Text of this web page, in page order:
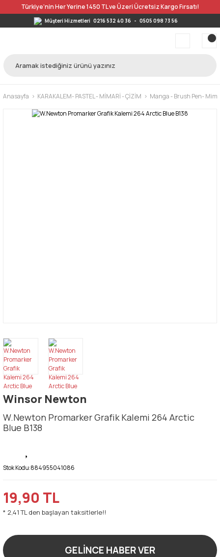
Türkiye’nin Her Yerine 1450 TL ve Üzeri Ücretsiz Kargo Fırsatı!
Müşteri Hizmetleri 0216 532 40 36 - 0505 098 73 56
Anasayfa KARAKALEM- PASTEL - MİMARİ - ÇİZİM Manga - Brush Pen-
Winsor Newton
W.Newton Promarker Grafik Kalemi 264 Arctic
Blue B138
Stok Kodu:884955041086
19,90 TL
* 2,41 TL den başlayan taksitlerle!!
GELİNCE HABER VER